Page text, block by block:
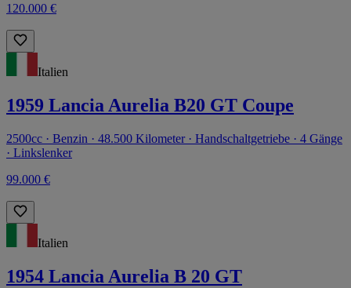
120.000 €
Italien
1959 Lancia Aurelia B20 GT Coupe
2500cc · Benzin · 48.500 Kilometer · Handschaltgetriebe · 4 Gänge
· Linkslenker
99.000 €
Italien
1954 Lancia Aurelia B 20 GT